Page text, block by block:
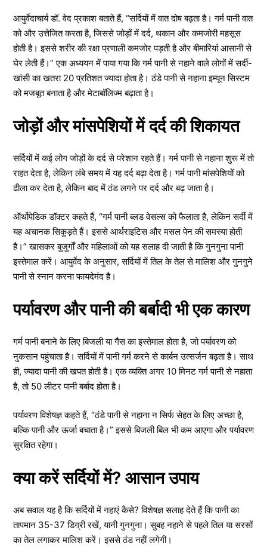
आयुर्वेदाचार्य डॉ. वेद प्रकाश बताते हैं, “सर्दियों में वात दोष बढ़ता है। गर्म पानी वात
को और उत्तेजित करता है, जिससे जोड़ों में दर्द, थकान और कमजोरी महसूस
होती है। इससे शरीर की रक्षा प्रणाली कमजोर पड़ती है और बीमारियां आसानी से
घेर लेती हैं।” एक अध्ययन में पाया गया कि गर्म पानी से नहाने वाले लोगों में सर्दी-
खांसी का खतरा 20 प्रतिशत ज्यादा होता है। ठंडे पानी से नहाना इम्यून सिस्टम
को मजबूत बनाता है और मेटाबॉलिज्म बढ़ाता है।
जोड़ों और मांसपेशियों में दर्द की शिकायत
सर्दियों में कई लोग जोड़ों के दर्द से परेशान रहते हैं। गर्म पानी से नहाना शुरू में तो
राहत देता है, लेकिन लंबे समय में यह दर्द बढ़ा देता है। गर्म पानी मांसपेशियों को
ढीला कर देता है, लेकिन बाद में ठंड लगने पर दर्द और बढ़ जाता है।
ऑर्थोपेडिक डॉक्टर कहते हैं, “गर्म पानी ब्लड वेसल्स को फैलाता है, लेकिन सर्दी में
यह अचानक सिकुड़ते हैं। इससे आर्थराइटिस और मसल पेन की समस्या होती
है।” खासकर बुजुर्गों और महिलाओं को यह सलाह दी जाती है कि गुनगुना पानी
इस्तेमाल करें। आयुर्वेद के अनुसार, सर्दियों में तिल के तेल से मालिश और गुनगुने
पानी से स्नान करना फायदेमंद है।
पर्यावरण और पानी की बर्बादी भी एक कारण
गर्म पानी बनाने के लिए बिजली या गैस का इस्तेमाल होता है, जो पर्यावरण को
नुकसान पहुंचाता है। सर्दियों में पानी गर्म करने से कार्बन उत्सर्जन बढ़ता है। साथ
ही, ज्यादा पानी की खपत होती है। एक व्यक्ति अगर 10 मिनट गर्म पानी से नहाता
है, तो 50 लीटर पानी बर्बाद होता है।
पर्यावरण विशेषज्ञ कहते हैं, “ठंडे पानी से नहाना न सिर्फ सेहत के लिए अच्छा है,
बल्कि पानी और ऊर्जा बचाता है।” इससे बिजली बिल भी कम आएगा और पर्यावरण
सुरक्षित रहेगा।
क्या करें सर्दियों में? आसान उपाय
अब सवाल यह है कि सर्दियों में नहाएं कैसे? विशेषज्ञ सलाह देते हैं कि पानी का
तापमान 35-37 डिग्री रखें, यानी गुनगुना। सुबह नहाने से पहले तिल या सरसों
का तेल लगाकर मालिश करें। इससे ठंड नहीं लगेगी।